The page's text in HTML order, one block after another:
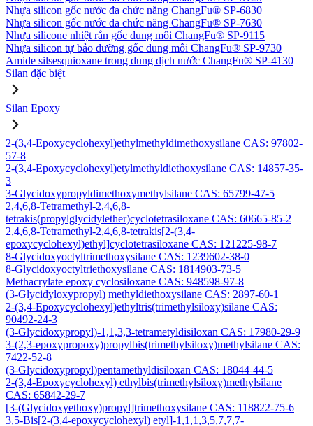
Nhựa silicon gốc nước đa chức năng ChangFu® SP-6830
Nhựa silicon gốc nước đa chức năng ChangFu® SP-7630
Nhựa silicone nhiệt rắn gốc dung môi ChangFu® SP-9115
Nhựa silicon tự bảo dưỡng gốc dung môi ChangFu® SP-9730
Amide silsesquioxane trong dung dịch nước ChangFu® SP-4130
Silan đặc biệt
Silan Epoxy
2-(3,4-Epoxycyclohexyl)ethylmethyldimethoxysilane CAS: 97802-
57-8
2-(3,4-Epoxycyclohexyl)etylmethyldiethoxysilane CAS: 14857-35-
3
3-Glycidoxypropyldimethoxymethylsilane CAS: 65799-47-5
2,4,6,8-Tetramethyl-2,4,6,8-
tetrakis(propylglycidylether)cyclotetrasiloxane CAS: 60665-85-2
2,4,6,8-Tetramethyl-2,4,6,8-tetrakis[2-(3,4-
epoxycyclohexyl)ethyl]cyclotetrasiloxane CAS: 121225-98-7
8-Glycidoxyoctyltrimethoxysilane CAS: 1239602-38-0
8-Glycidoxyoctyltriethoxysilane CAS: 1814903-73-5
Methacrylate epoxy cyclosiloxane CAS: 948598-97-8
(3-Glycidyloxypropyl) methyldiethoxysilane CAS: 2897-60-1
2-(3,4-Epoxycyclohexyl)ethyltris(trimethylsiloxy)silane CAS:
90492-24-3
(3-Glycidoxypropyl)-1,1,3,3-tetrametyldisiloxan CAS: 17980-29-9
3-(2,3-epoxypropoxy)propylbis(trimethylsiloxy)methylsilane CAS:
7422-52-8
(3-Glycidoxypropyl)pentamethyldisiloxan CAS: 18044-44-5
2-(3,4-Epoxycyclohexyl) ethylbis(trimethylsiloxy)methylsilane
CAS: 65842-29-7
[3-(Glycidoxyethoxy)propyl]trimethoxysilane CAS: 118822-75-6
3,5-Bis[2-(3,4-epoxycyclohexyl) etyl]-1,1,1,3,5,7,7,7-